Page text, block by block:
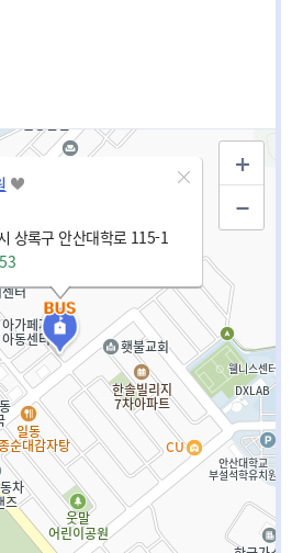
상록구 안산대학로 115-1